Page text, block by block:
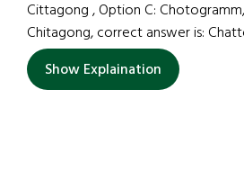
Cittagong , Option C:
Chitagong, correct answer is:
Show Explaination